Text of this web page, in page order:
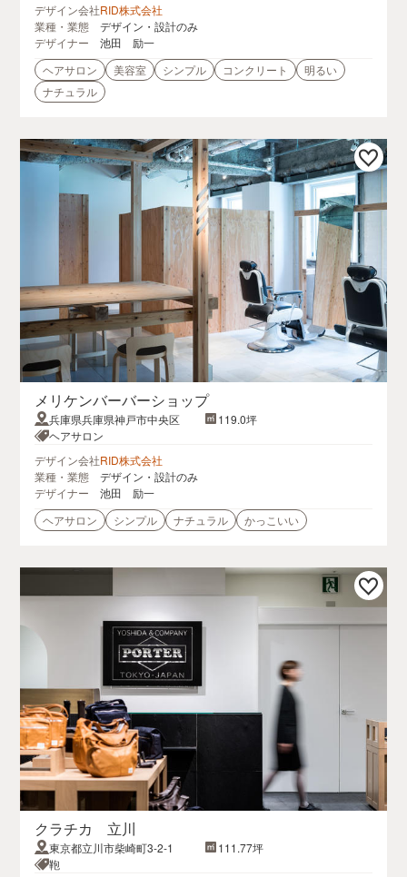
デザイン会社RID株式会社
業種・業態
デザイン・設計のみ
デザイナー
池田 励一
ヘアサロン
美容室 シンプル コンクリート
明るい
ナチュラル
メリケンバーバーショップ
兵庫県兵庫県神戸市中央区
119.0坪
ヘアサロン
デザイン会社RID株式会社
業種・業態
デザイン・設計のみ
デザイナー
池田 励一
ヘアサロン
シンプル ナチュラル かっこいい
クラチカ 立川
東京都立川市柴崎町3-2-1
111.77坪
鞄